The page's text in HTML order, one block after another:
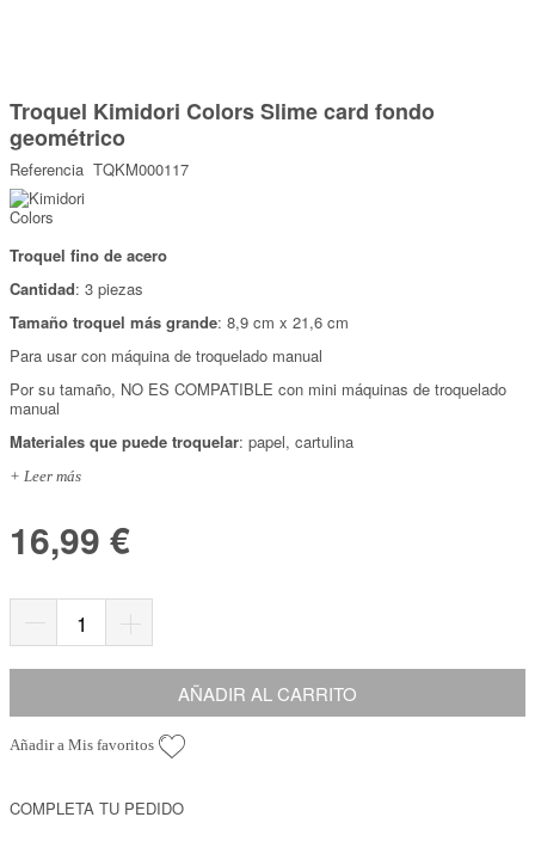
Top Ventas
comienzo
de
la
galería
imágenes
Troquel Kimidori Colors Slime card fondo
geométrico
Referencia TQKM000117
Troquel fino de acero
Cantidad: 3 piezas
Tamaño troquel más grande: 8,9 cm x 21,6 cm
Para usar con máquina de troquelado manual
Por su tamaño, NO ES COMPATIBLE con mini máquinas de troquelado
manual
Materiales que puede troquelar: papel, cartulina
+ Leer más
16,99 €
AÑADIR AL CARRITO
Añadir a Mis favoritos
COMPLETA TU PEDIDO